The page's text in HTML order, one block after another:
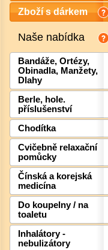
Zboží s dárkem
Naše nabídka
Bandáže, Ortézy,
Obinadla, Manžety,
Dlahy
Berle, hole.
příslušenství
Chodítka
Cvičebně relaxační
pomůcky
Čínská a korejská
medicína
Do koupelny / na
toaletu
Inhalátory -
nebulizátory